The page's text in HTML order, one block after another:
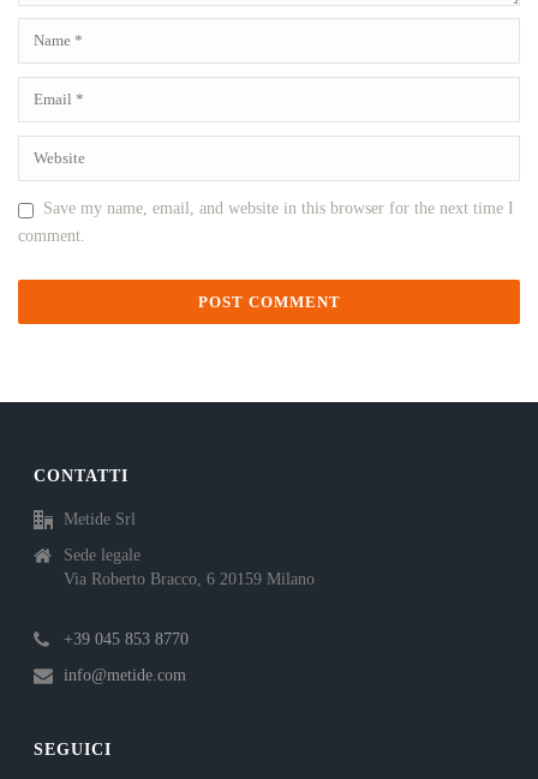
Save my name, email, and website in this browser for the next time I
comment.
CONTATTI
Metide Srl
Sede legale
Via Roberto Bracco, 6 20159 Milano
+39 045 853 8770
info@metide.com
SEGUICI